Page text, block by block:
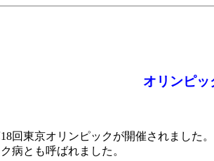
オリンピッ
回東京オリンピックが開催されました
病とも呼ばれました。